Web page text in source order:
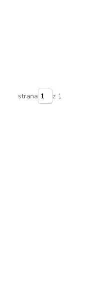
strana z 1